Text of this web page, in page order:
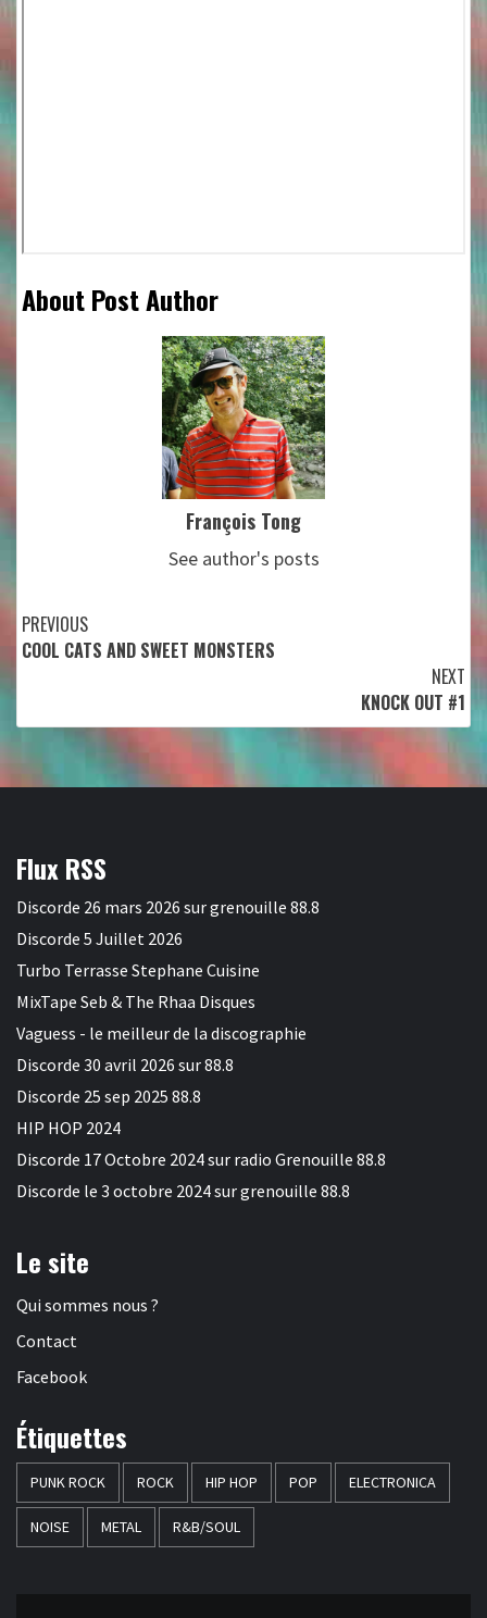
About Post Author
François Tong
See author's posts
Continue
Reading
PREVIOUS
COOL CATS AND SWEET MONSTERS
NEXT
KNOCK OUT #1
Flux RSS
Discorde 26 mars 2026 sur grenouille 88.8
Discorde 5 Juillet 2026
Turbo Terrasse Stephane Cuisine
MixTape Seb & The Rhaa Disques
Vaguess - le meilleur de la discographie
Discorde 30 avril 2026 sur 88.8
Discorde 25 sep 2025 88.8
HIP HOP 2024
Discorde 17 Octobre 2024 sur radio Grenouille 88.8
Discorde le 3 octobre 2024 sur grenouille 88.8
Le site
Qui sommes nous ?
Contact
Facebook
Étiquettes
PUNK ROCK ROCK HIP HOP POP ELECTRONICA
NOISE METAL R&B/SOUL